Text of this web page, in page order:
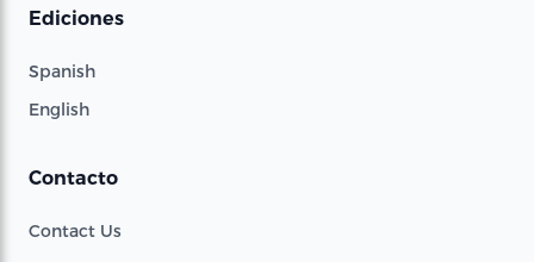
Ediciones
Spanish
English
Contacto
Contact Us